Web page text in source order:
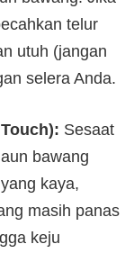
telur
utuh (jangan
selera Anda.
Sesaat
bawang
kaya,
masih panas
keju